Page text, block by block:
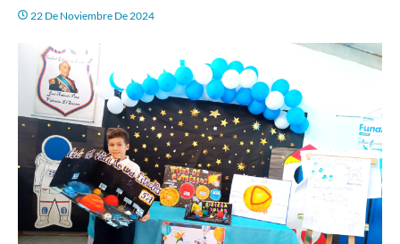
22 De Noviembre De 2024